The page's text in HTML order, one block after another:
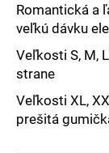
Romantická a
veľkú dávku
Veľkosti S, M,
strane
Veľkosti XL,
prešitá